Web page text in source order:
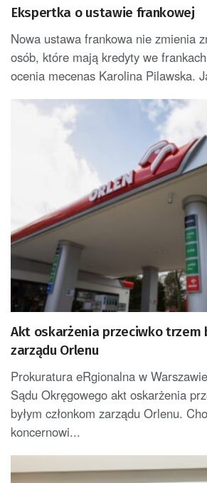
Ekspertka o ustawie frankowej
Nowa ustawa frankowa nie zmienia
osób, które mają kredyty we
ocenia mecenas Karolina Pilawska.
Akt oskarżenia przeciwko trzem
zarządu Orlenu
Prokuratura eRgionalna w
Sądu Okręgowego akt oskarżenia
byłym członkom zarządu Orlenu.
koncernowi...